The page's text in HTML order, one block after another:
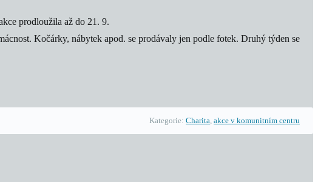
prodloužila až do 21. 9.
Kočárky, nábytek apod. se prodávaly jen podle fotek. Druhý týden se
Kategorie: Charita, akce v komunitním centru